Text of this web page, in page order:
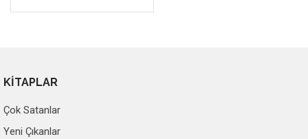
KİTAPLAR
Çok Satanlar
Yeni Çıkanlar